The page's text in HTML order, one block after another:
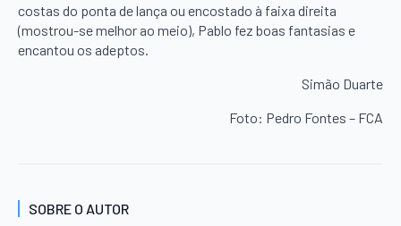
costas do ponta de lança ou encostado à faixa direita
(mostrou-se melhor ao meio), Pablo fez boas fantasias e
encantou os adeptos.
Simão Duarte
Foto: Pedro Fontes – FCA
SOBRE O AUTOR